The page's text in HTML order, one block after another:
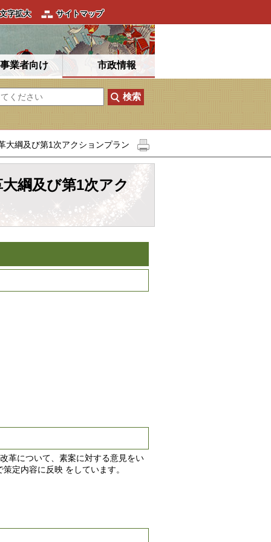
文字拡大 サイトマップ
事業者向け 市政情報
綱及び第1次アクションプラン
綱及び第1次アク
革について、素案に対する意見をい
定内容に反映 をしています。